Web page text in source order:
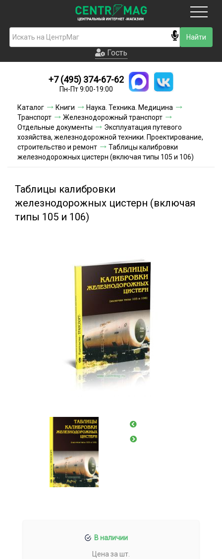
Гость
Новинки
Условия доставки
Условия оплаты
Контакты
Гость
+7 (495) 374-67-62
Пн-Пт 9:00-19:00
Каталог Книги
Наука. Техника. Медицина
Транспорт
Железнодорожный транспорт
Отдельные документы
Эксплуатация путевого
хозяйства, железнодорожной техники. Проектирование,
строительство и ремонт
Таблицы калибровки
железнодорожных цистерн (включая типы 105 и 106)
Таблицы калибровки
железнодорожных цистерн (включая
типы 105 и 106)
В наличии
Цена за шт.